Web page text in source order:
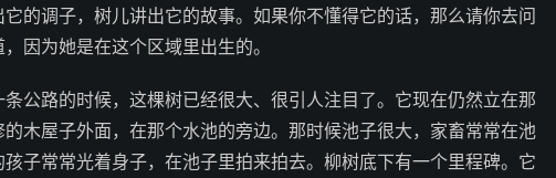
调子，树儿讲出它的故事。如果你不懂得它的话，那么请你去问
因为她是在这个区域里出生的。
路的时候，这棵树已经很大、很引人注目了。它现在仍然立在那
木屋子外面，在那个水池的旁边。那时候池子很大，家畜常常在池
子常常光着身子，在池子里拍来拍去。柳树底下有一个里程碑。它